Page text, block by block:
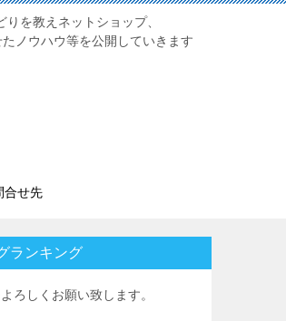
せどりを教えネットショップ、
ノウハウ等を公開していきます
合せ先
ランキング
ろしくお願い致します。